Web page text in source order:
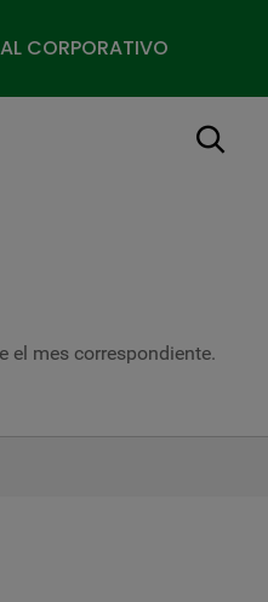
Buscar
el mes correspondiente.